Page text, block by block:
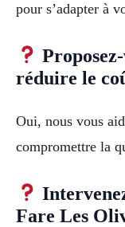
pour s’adapter à
réduire le
Oui, nous vous
compromettre la
Fare Les